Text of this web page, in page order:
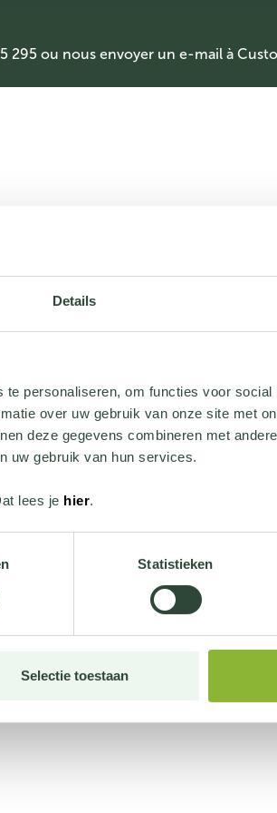
Details
personaliseren, om functies voor social
over uw gebruik van onze site met
deze gegevens combineren met
uw gebruik van hun services.
lees je hier.
Statistieken
Selectie toestaan
295 ou nous envoyer un e-mail à